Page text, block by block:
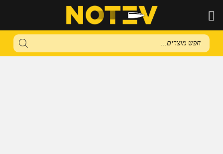
Products
search